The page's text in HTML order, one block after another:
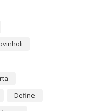
Define